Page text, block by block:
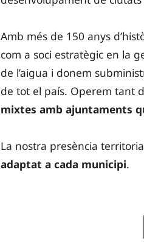
Amb més de 150 anys
com a soci estratègic en la
de l’aigua i donem
de tot el país. Operem tant
mixtes amb ajuntaments
La nostra presència
adaptat a cada municipi.